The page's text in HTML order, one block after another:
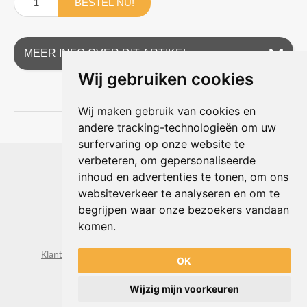
Wij gebruiken cookies
Wij maken gebruik van cookies en
andere tracking-technologieën om uw
surfervaring op onze website te
verbeteren, om gepersonaliseerde
inhoud en advertenties te tonen, om ons
websiteverkeer te analyseren en om te
begrijpen waar onze bezoekers vandaan
komen.
OK
Wijzig mijn voorkeuren
MEER INFO OVER DIT ARTIKEL
Shophouse online
Max Planckstraat 4
6716 BE Ede, Nederland
Telefoon:+31(0)318 618 121
E-mail: info@shophouse.nl
Geopend: ma t/m vr 09:00-17:00 uur
Klantenservice
Algemene voorwaarden
Powered by nopCommerce